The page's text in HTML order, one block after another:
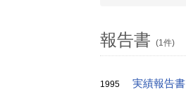
報告書 (1件)
1995 実績報告書